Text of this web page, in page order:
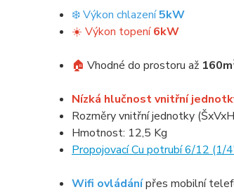
❄️ Výkon chlazení5kW
☀️ Výkon topení6kW
🏠 Vhodné do prostoru až 160m
Nízká hlučnost vnitřní
Rozměry vnitřní jednotky
Hmotnost: 12,5 Kg
Propojovací Cu potrubí 6/12 (1/
Wifi ovládánípřes mobilní